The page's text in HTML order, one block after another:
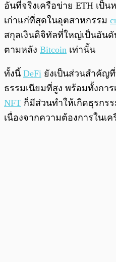
อันที่จริงเครือข่าย ETH เป็
เก่าแก่ที่สุดในอุตสาหกรรม
สกุลเงินดิจิทัลที่ใหญ่เป็นอัน
ตามหลัง Bitcoin เท่านั้น
ทั้งนี้ DeFi ยังเป็นส่วนสำคัญ
ธรรมเนียมที่สูง พร้อมทั้งกา
NFT ก็มีส่วนทำให้เกิดธุรกร
เนื่องจากความต้องการในเ